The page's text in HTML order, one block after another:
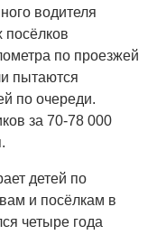
водителя
посёлков
по проезжей
пытаются
по очереди.
за 70-78 000
детей по
и посёлкам в
четыре года